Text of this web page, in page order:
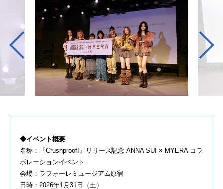
◆イベント概要
名称：『Crushproof!』リリース記念 ANNA SUI × MYERA コラ
ボレーションイベント
会場：ラフォーレミュージアム原宿
日時：2026年1月31日（土）